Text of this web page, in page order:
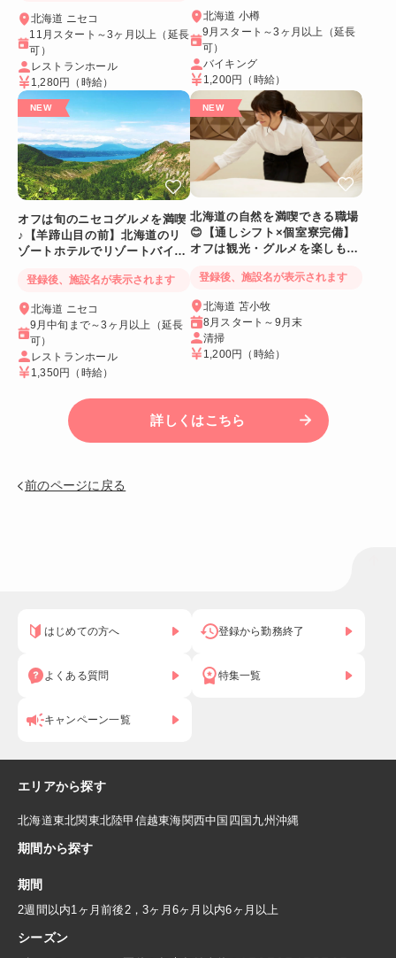
北海道 ニセコ
11月スタート～3ヶ月以上（延長
可）
レストランホール
1,280円
（時給）
北海道 小樽
9月スタート～3ヶ月以上（延長
可）
バイキング
1,200円
（時給）
オフは旬のニセコグルメを満喫
♪【羊蹄山目の前】北海道のリ
ゾートホテルでリゾートバイト
登録後、施設名が表示されます
北海道 ニセコ
9月中旬まで～3ヶ月以上（延長
可）
レストランホール
1,350円 （時給）
北海道の自然を満喫できる職場
😊【通しシフト×個室寮完備】
オフは観光・グルメを楽しも
登録後、施設名が表示されます
北海道 苫小牧
8月スタート～9月末
清掃
1,200円 （時給）
詳しくはこちら
前のページに戻る
はじめての方へ 登録から勤務終了
よくある質問 特集一覧
キャンペーン一覧
エリアから探す
北海道東北関東北陸甲信越東海関西中国 四国九州沖縄
期間から探す
期間
2週間以内1ヶ月前後 2，3ヶ月 6ヶ月以内6ヶ月以上
シーズン